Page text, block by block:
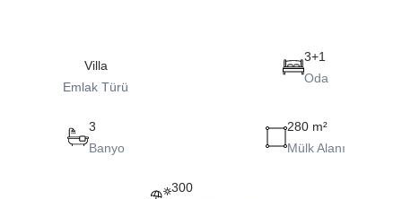
Villa
Emlak Türü
3+1
Oda
3
Banyo
280 m²
Mülk Alanı
300